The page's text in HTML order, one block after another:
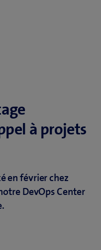
à projets
en février chez
DevOps Center